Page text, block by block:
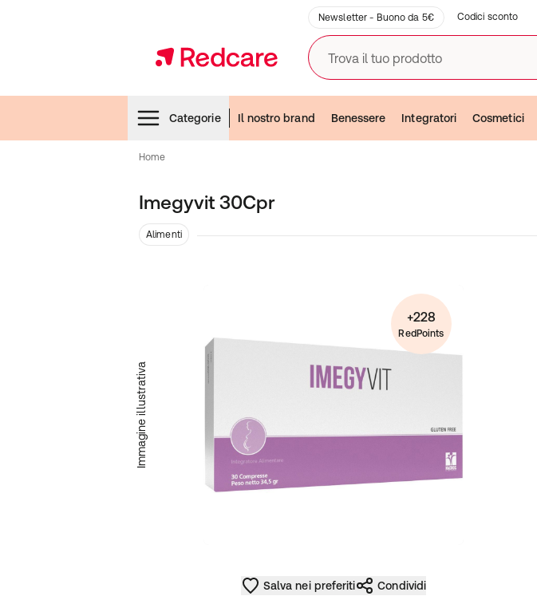
Newsletter - Buono da 5€ Codici sconto
Trova il tuo prodotto
Categorie
Il nostro brand Benessere Integratori Cosmetici
Home
Imegyvit 30Cpr
Alimenti
Immagine illustrativa
+228
RedPoints
Salva nei preferiti Condividi